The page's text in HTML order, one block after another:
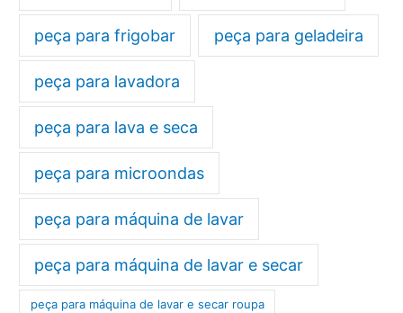
peça para frigobar peça para geladeira
peça para lavadora
peça para lava e seca
peça para microondas
peça para máquina de lavar
peça para máquina de lavar e secar
peça para máquina de lavar e secar roupa